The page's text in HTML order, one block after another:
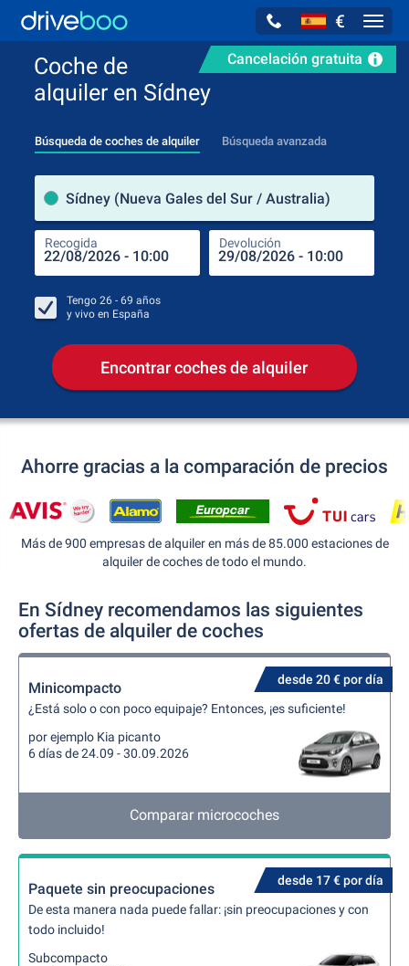
€
Cancelación gratuita
Coche de
alquiler en Sídney
Búsqueda de coches de alquiler Búsqueda avanzada
Sídney (Nueva Gales del Sur / Australia)
Recogida Devolución
Tengo 26 - 69 años
y vivo en España
Encontrar coches de alquiler
Ahorre gracias a la comparación de precios
Más de 900 empresas de alquiler en más de 85.000 estaciones de
alquiler de coches de todo el mundo.
En Sídney recomendamos las siguientes
ofertas de alquiler de coches
desde 20 € por día
Minicompacto
¿Está solo o con poco equipaje? Entonces, ¡es suficiente!
por ejemplo Kia picanto
6 días de 24.09 - 30.09.2026
Comparar microcoches
desde 17 € por día
Paquete sin preocupaciones
De esta manera nada puede fallar: ¡sin preocupaciones y con
todo incluido!
Subcompacto